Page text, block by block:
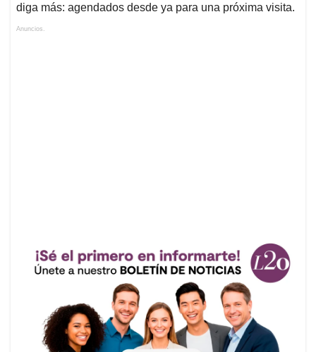
diga más: agendados desde ya para una próxima visita.
Anuncios.